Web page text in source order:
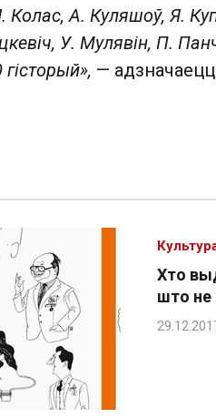
Колас, А. Куляшоў, Я.
У. Мулявін, П.
—
Хто
што не